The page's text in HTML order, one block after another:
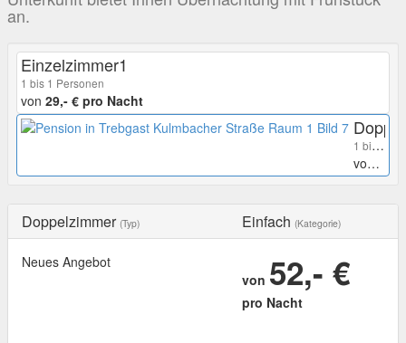
an.
Einzelzimmer1
1 bis 1 Personen
von 29,- € pro Nacht
1 bis 2 Personen
von
52,-
Doppelzimmer (Typ) Einfach (Kategorie)
Neues Angebot
von 52,- €
pro Nacht